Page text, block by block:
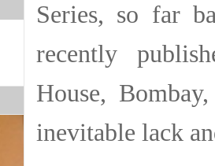
Series, so far
recently
House,
inevitable lack